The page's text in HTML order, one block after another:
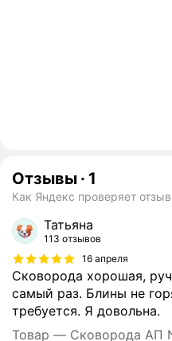
Отзывы · 1
Как Яндекс проверяет
Татьяна
113 отзывов
16 апреля
Сковорода хорошая,
самый раз. Блины не
требуется. Я довольна.
Товар — Сковорода АП